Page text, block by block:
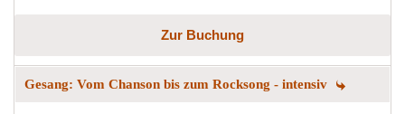
Zur Buchung
Gesang: Vom Chanson bis zum Rocksong - intensiv